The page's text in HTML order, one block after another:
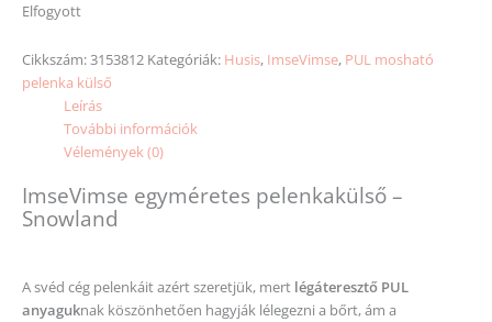
Elfogyott
Cikkszám:3153812 Kategóriák: Husis, ImseVimse, PUL mosható
pelenka külső
Leírás
További információk
Vélemények (0)
ImseVimse egyméretes pelenkakülső –
Snowland
A svéd cég pelenkáit azért szeretjük, mert légáteresztő PUL
anyaguknak köszönhetően hagyják lélegezni a bőrt, ám a